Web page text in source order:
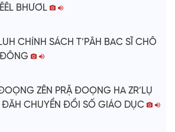
BHƯƠL
CHÍNH SÁCH T’PÂH BAC SĨ CHÔ
ĐÔNG
ZÊN PRẶ ĐOỌNG HA ZR’LỤ
ĐĂH CHUYỂN ĐỔI SỐ GIÁO DỤC